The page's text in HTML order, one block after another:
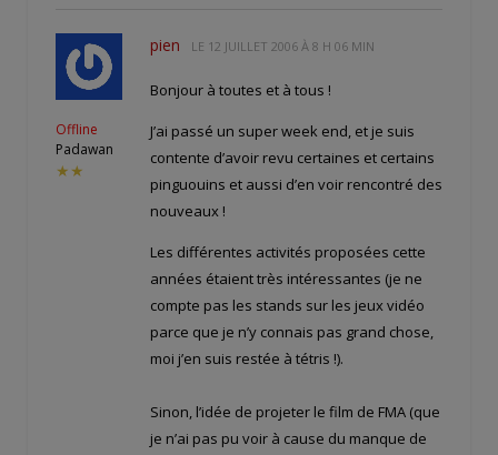
Offline
Padawan
★★
pien LE 12 JUILLET 2006 À 8 H 06 MIN
Bonjour à toutes et à tous !
J’ai passé un super week end, et je suis
contente d’avoir revu certaines et certains
pinguouins et aussi d’en voir rencontré des
nouveaux !
Les différentes activités proposées cette
années étaient très intéressantes (je ne
compte pas les stands sur les jeux vidéo
parce que je n’y connais pas grand chose,
moi j’en suis restée à tétris !).
Sinon, l’idée de projeter le film de FMA (que
je n’ai pas pu voir à cause du manque de